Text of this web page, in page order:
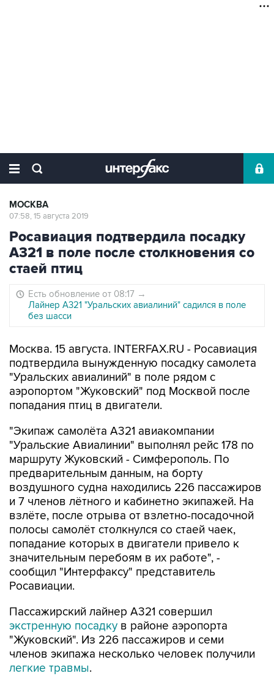
МОСКВА
07:58, 15 августа 2019
Росавиация подтвердила посадку
А321 в поле после столкновения со
стаей птиц
Есть обновление от 08:17 →
Лайнер А321 "Уральских авиалиний" садился в поле
без шасси
Москва. 15 августа. INTERFAX.RU - Росавиация
подтвердила вынужденную посадку самолета
"Уральских авиалиний" в поле рядом с
аэропортом "Жуковский" под Москвой после
попадания птиц в двигатели.
"Экипаж самолёта А321 авиакомпании
"Уральские Авиалинии" выполнял рейс 178 по
маршруту Жуковский - Симферополь. По
предварительным данным, на борту
воздушного судна находились 226 пассажиров
и 7 членов лётного и кабинетно экипажей. На
взлёте, после отрыва от взлетно-посадочной
полосы самолёт столкнулся со стаей чаек,
попадание которых в двигатели привело к
значительным перебоям в их работе", -
сообщил "Интерфаксу" представитель
Росавиации.
Пассажирский лайнер А321 совершил
экстренную посадку в районе аэропорта
"Жуковский". Из 226 пассажиров и семи
членов экипажа несколько человек получили
легкие травмы.